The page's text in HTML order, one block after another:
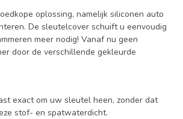
oplossing, namelijk siliconen auto
De sleutelcover schuift u eenvoudig
meer nodig! Vanaf nu geen
door de verschillende gekleurde
exact om uw sleutel heen, zonder dat
stof- en spatwaterdicht.